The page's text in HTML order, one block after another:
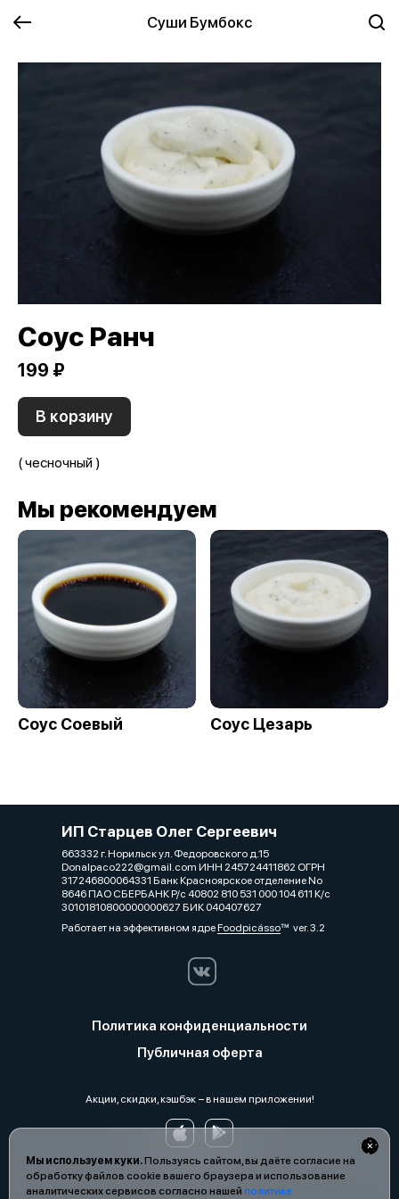
Суши Бумбокс
Мы используем куки.Пользуясь сайтом, вы даёте согласие на
обработку файлов cookie вашего браузера и использование
аналитических сервисов согласно нашей политике
Соус Ранч
199 ₽
В корзину
( чесночный )
Мы рекомендуем
Соус Соевый Соус Цезарь
ИП Старцев Олег Сергеевич
663332 г. Норильск ул. Федоровского д.15
Donalpaco222@gmail.com ИНН 245724411862 ОГРН
317246800064331 Банк Красноярское отделение No
8646 ПАО СБЕРБАНК Р/с 40802 810 531 000 104 611 К/с
30101810800000000627 БИК 040407627
Работает на эффективном ядреFoodpicássover. 3.2
Политика конфиденциальности
Публичная оферта
Акции, скидки, кэшбэк − в нашем приложении!